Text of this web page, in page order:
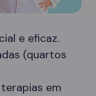
e eficaz.
(quartos
em